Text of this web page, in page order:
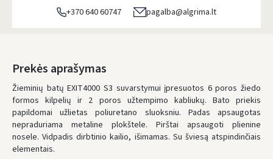
DPD paštomatai- 4.00 €
LP Express paštomatai
LP Express kurjeris- 4.00 €
Penktadienį, Rugpjūčio 7 d.
UŽSAKYMUS NUO80 € PRISTATOME NEMOKAMAI!
+370 640 60747 pagalba@algrima.lt
Prekės aprašymas
Žieminių batų EXIT4000 S3 suvarstymui įpresuotos 6 poros žiedo
formos kilpelių ir 2 poros užtempimo kabliukų. Bato priekis
papildomai užlietas poliuretano sluoksniu. Padas apsaugotas
nepraduriama metaline plokštele. Pirštai apsaugoti plienine
nosele. Vidpadis dirbtinio kailio, išimamas. Su šviesą atspindinčiais
elementais.